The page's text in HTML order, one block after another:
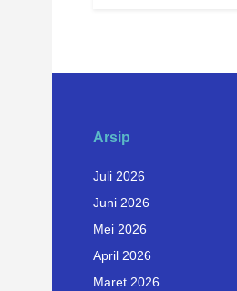
Arsip
Juli 2026
Juni 2026
Mei 2026
April 2026
Maret 2026